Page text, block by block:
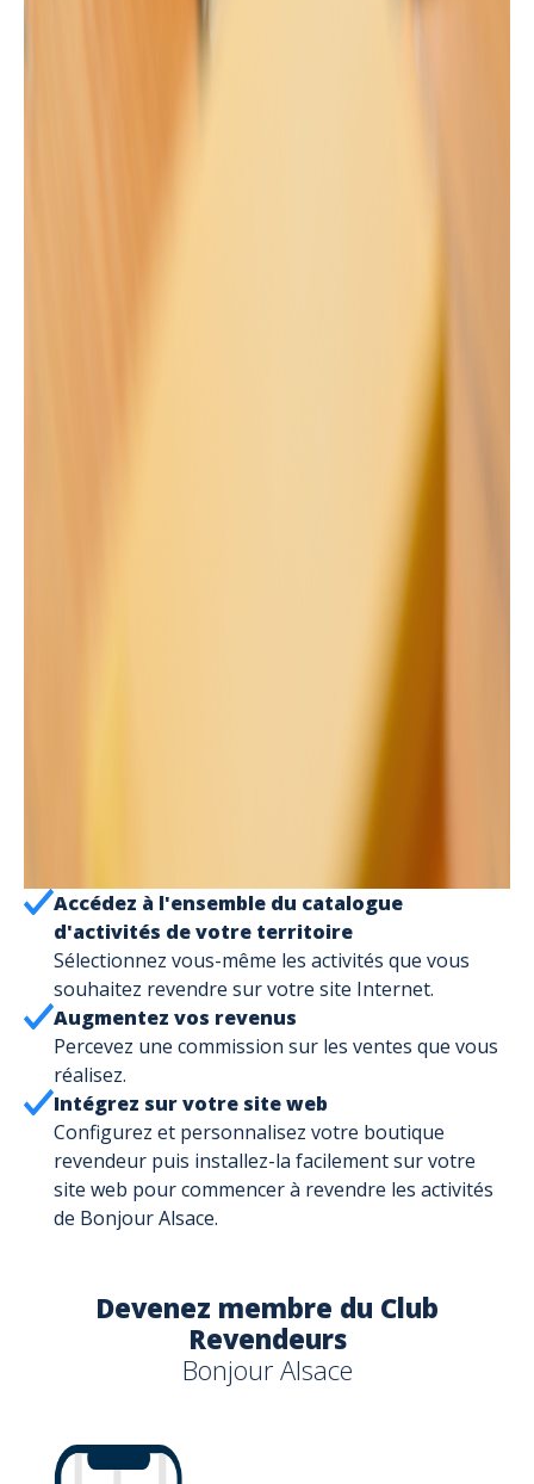
Accédez à l'ensemble du catalogue
d'activités de votre territoire
Sélectionnez vous-même les activités que vous
souhaitez revendre sur votre site Internet.
Augmentez vos revenus
Percevez une commission sur les ventes que vous
réalisez.
Intégrez sur votre site web
Configurez et personnalisez votre boutique
revendeur puis installez-la facilement sur votre
site web pour commencer à revendre les activités
de Bonjour Alsace.
Devenez membre du Club
Revendeurs
Bonjour Alsace